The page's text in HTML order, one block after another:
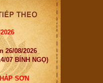
26/08/2026
07 BÍNH NGỌ)
SƠN